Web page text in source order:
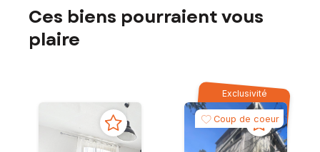
Ces biens pourraient vous
plaire
Exclusivité
Coup de coeur